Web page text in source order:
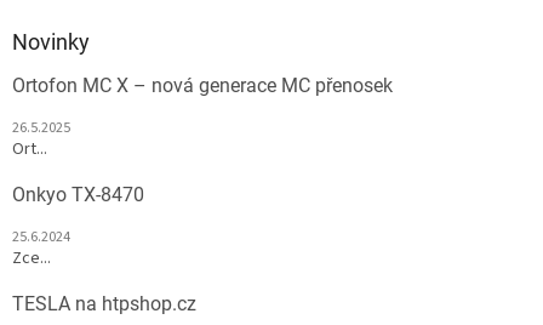
Novinky
Ortofon MC X – nová generace MC přenosek
26.5.2025
Ort...
Onkyo TX-8470
25.6.2024
Zce...
TESLA na htpshop.cz